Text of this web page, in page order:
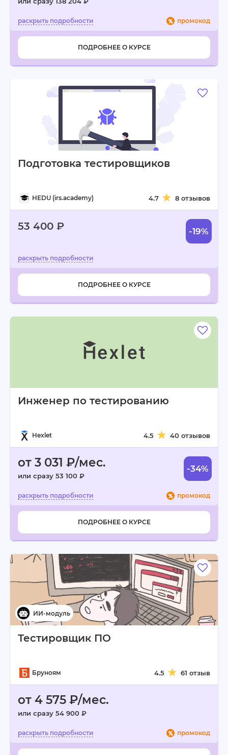
промокод
ПОДРОБНЕЕ О КУРСЕ
Подготовка тестировщиков
HEDU (irs.academy) 4.7 8 отзывов
53 400 ₽ -19%
ПОДРОБНЕЕ О КУРСЕ
Инженер по тестированию
Hexlet 4.5 40 отзывов
от 3 031 ₽/мес.
или сразу 53 100 ₽
-34%
промокод
ПОДРОБНЕЕ О КУРСЕ
Тестировщик ПО
Бруноям 4.5 61 отзыв
от 4 575 ₽/мес.
или сразу 54 900 ₽
промокод